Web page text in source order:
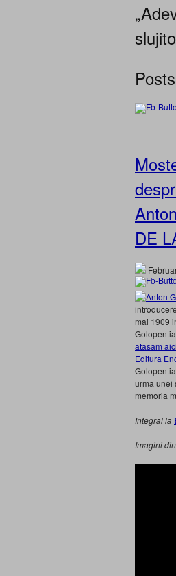
DE
mai 1909
atasam
Editura
urma unei
memoria
Integral la
Imagini